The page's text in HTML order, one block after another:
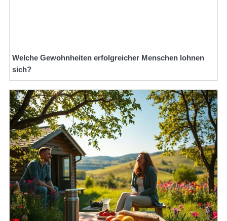
Welche Gewohnheiten erfolgreicher Menschen lohnen
sich?